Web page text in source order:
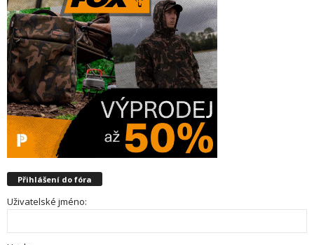
Přihlášení do fóra
Uživatelské jméno: